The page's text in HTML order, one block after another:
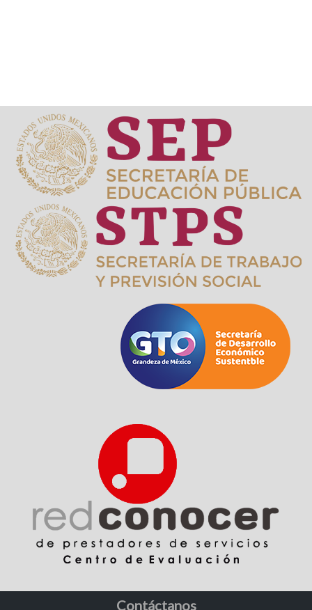
Contáctanos